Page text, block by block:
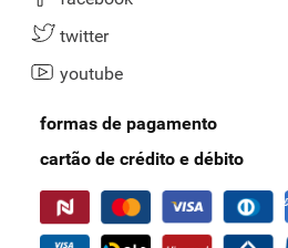
twitter
youtube
formas de pagamento
cartão de crédito e débito